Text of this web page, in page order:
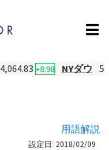
4,064.83 +8.98 NYダウ
用語解説
設定日: 2018/02/09